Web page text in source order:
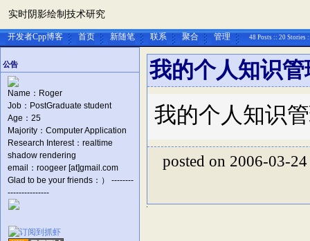
实时阴影绘制技术研究
开发者Cpp博客 首页 新随笔 联系 聚合 管理 48 Posts :: 20 Stories
公告
Name：Roger
Job：PostGraduate student
Age：25
Majority：Computer Application
Research Interest：realtime
shadow rendering
email：roogeer [at]gmail.com
Glad to be your friends：） --------
---------------
我的个人知识
我的个人知识
posted on 2006-03-